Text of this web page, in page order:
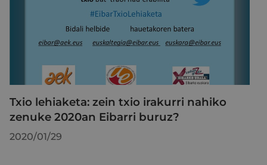
Txio lehiaketa: zein txio irakurri nahiko
zenuke 2020an Eibarri buruz?
2020/01/29